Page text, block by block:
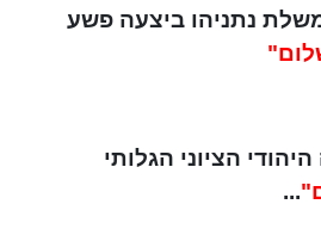
נתניהו ביצעה פשע
הציוני הגלותי
...